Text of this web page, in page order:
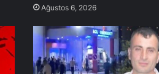
Ağustos 6, 2026